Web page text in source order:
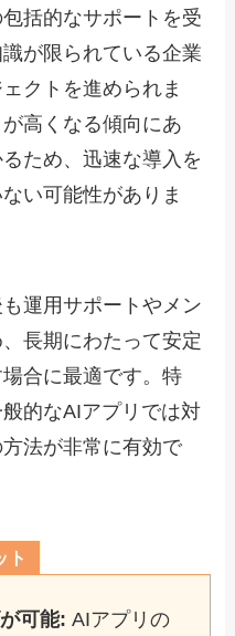
括的なサポートを受
が限られている企業
クトを進められま
高くなる傾向にあ
ため、迅速な導入を
い可能性がありま
運用サポートやメン
長期にわたって安定
合に最適です。特
的なAIアプリでは対
法が非常に有効で
ト
可能: AIアプリの